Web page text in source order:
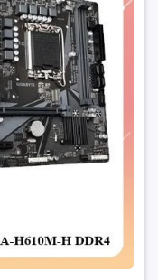
5Gbps connector
ports
GL850G)
ưu đãi bạn